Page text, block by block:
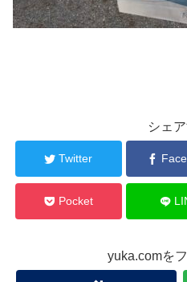
シェ
Twitter
Pocket
yuka.comを